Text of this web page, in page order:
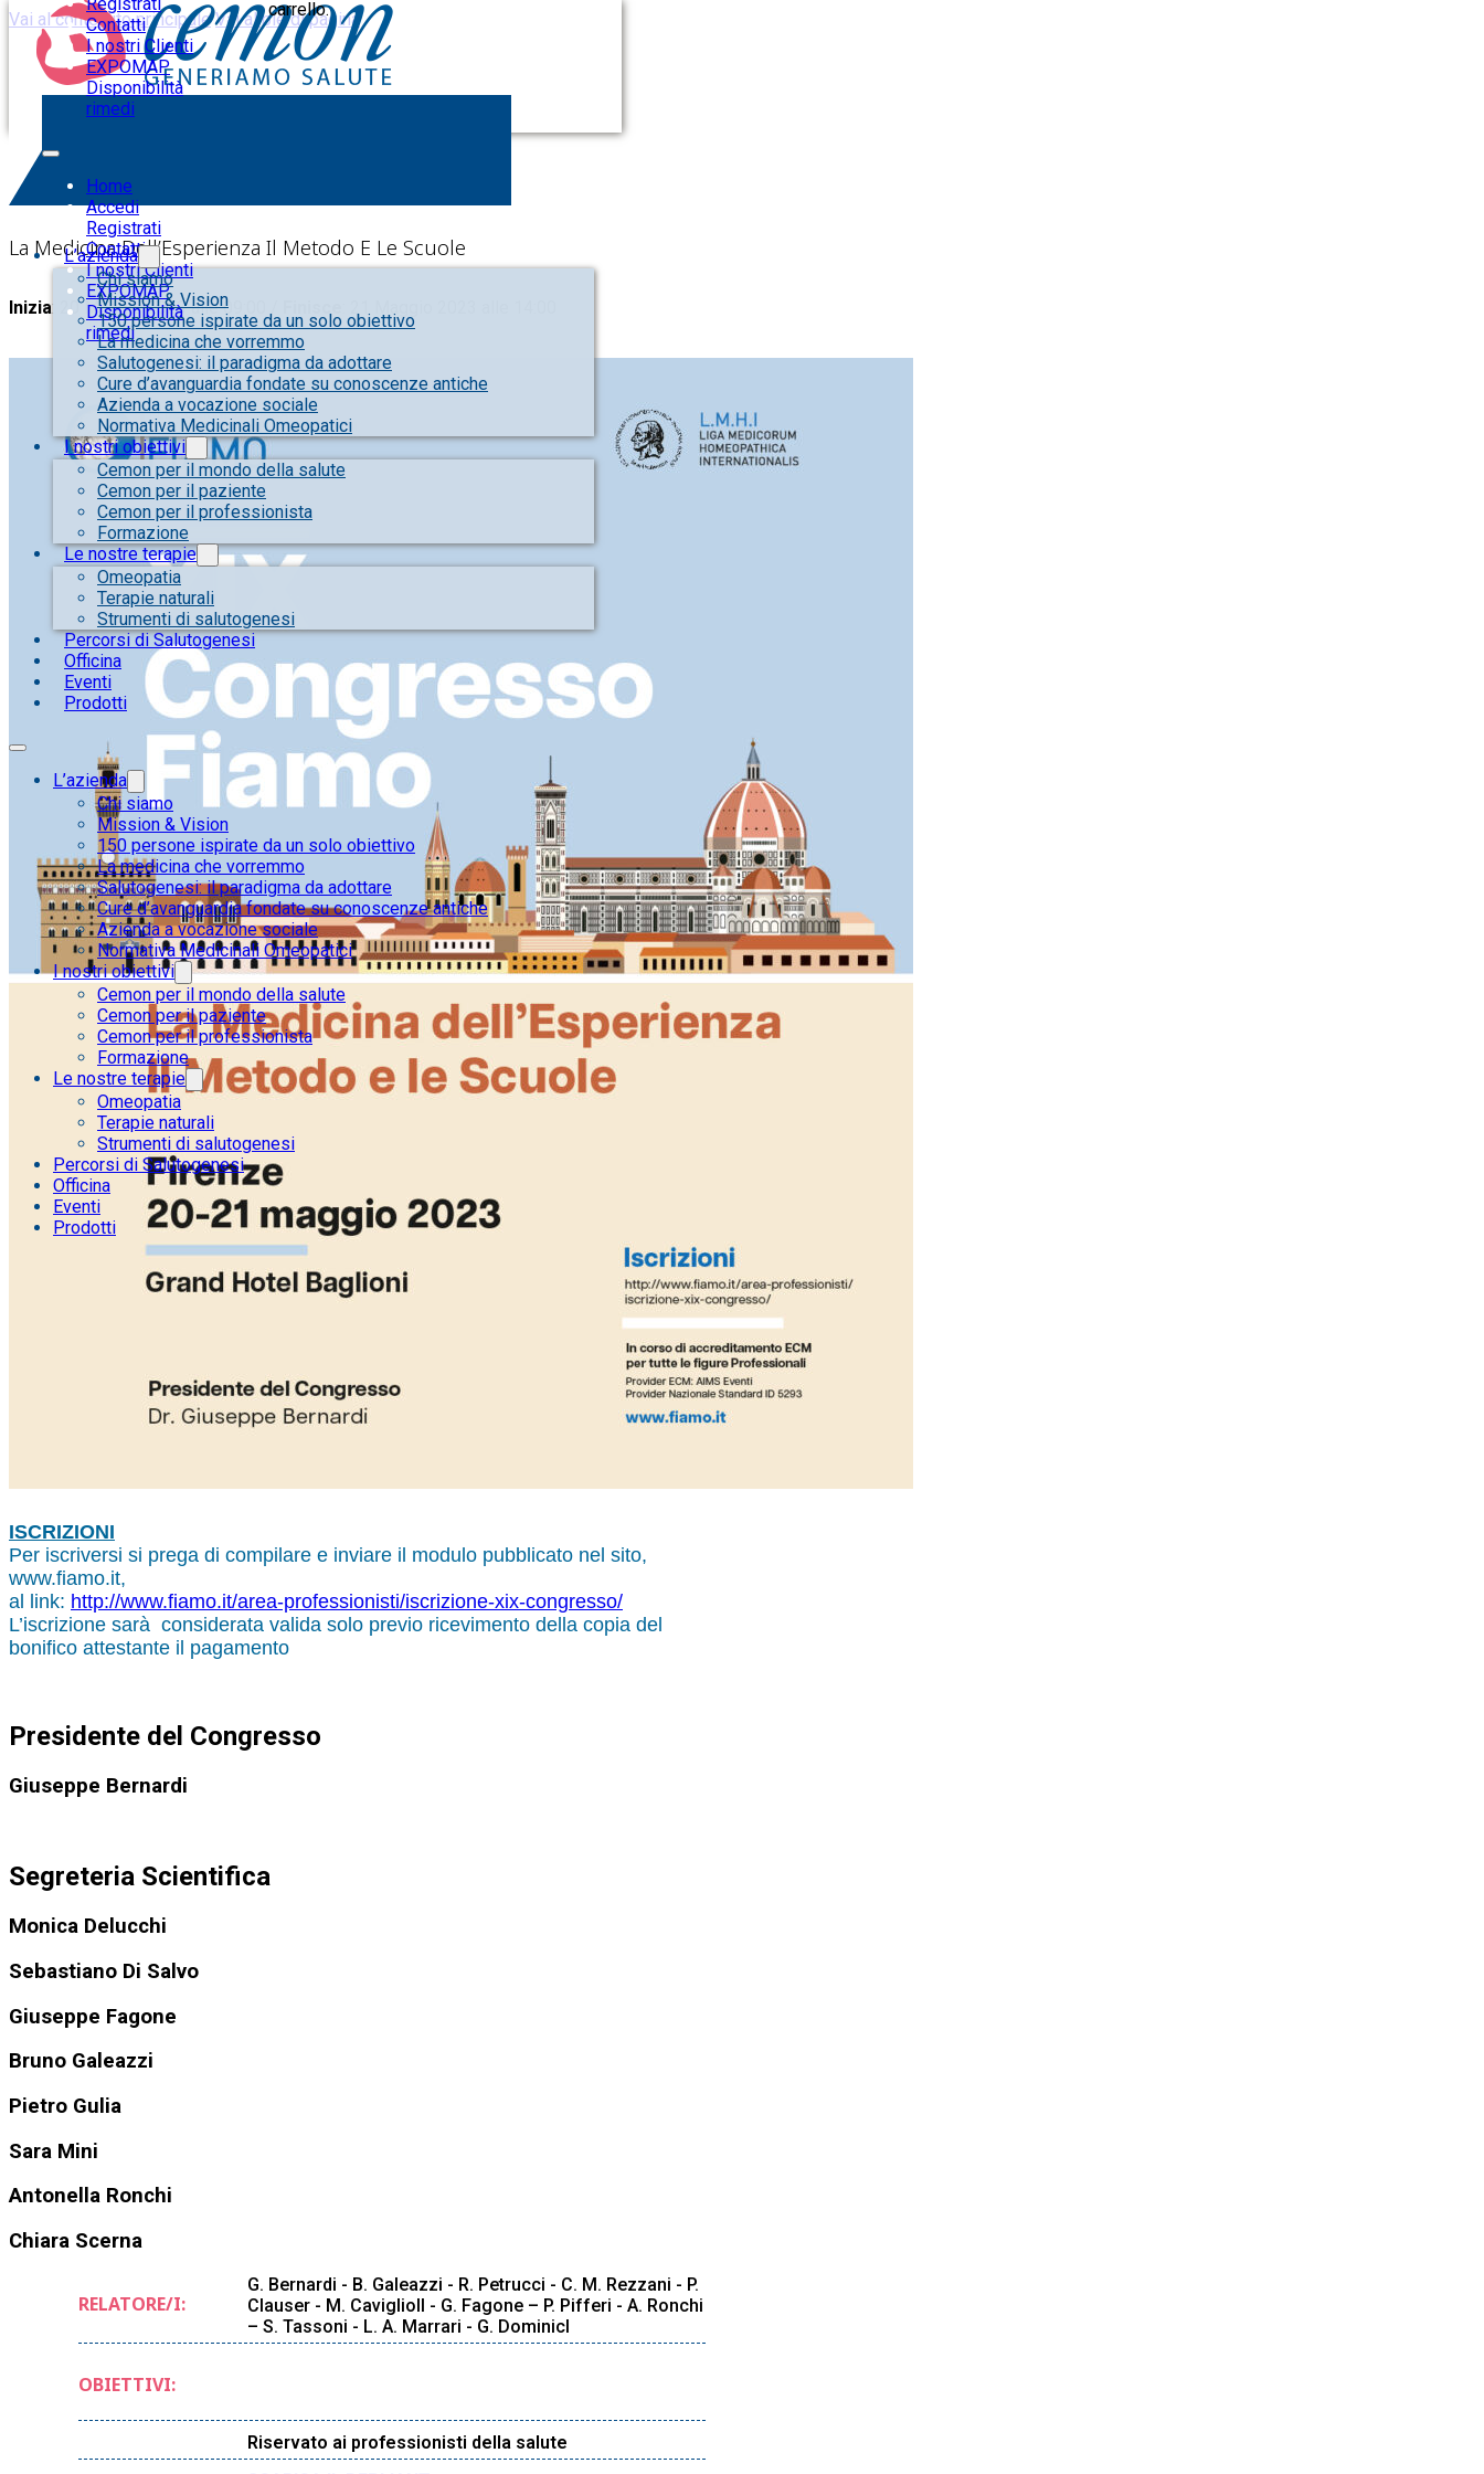
Vai al contenuto principale Vai al piè di pagina
Contatti
I nostri Clienti
EXPOMAP
Disponibilità
rimedi
Home
Accedi
Registrati
Contatti
I nostri Clienti
EXPOMAP
Disponibilità
rimedi
carrello.
L’azienda
Chi siamo
Mission & Vision
150 persone ispirate da un solo obiettivo
La medicina che vorremmo
Salutogenesi: il paradigma da adottare
Cure d’avanguardia fondate su conoscenze antiche
Azienda a vocazione sociale
Normativa Medicinali Omeopatici
I nostri obiettivi
Cemon per il mondo della salute
Cemon per il paziente
Cemon per il professionista
Formazione
Le nostre terapie
Omeopatia
Terapie naturali
Strumenti di salutogenesi
Percorsi di Salutogenesi
Officina
Eventi
Prodotti
L’azienda
Chi siamo
Mission & Vision
150 persone ispirate da un solo obiettivo
La medicina che vorremmo
Salutogenesi: il paradigma da adottare
Cure d’avanguardia fondate su conoscenze antiche
Azienda a vocazione sociale
Normativa Medicinali Omeopatici
I nostri obiettivi
Cemon per il mondo della salute
Cemon per il paziente
Cemon per il professionista
Formazione
Le nostre terapie
Omeopatia
Terapie naturali
Strumenti di salutogenesi
Percorsi di Salutogenesi
Officina
Eventi
Prodotti
FIRENZE – XIX CONGRESSO FIAMO
La Medicina Dell’Esperienza Il Metodo E Le Scuole
Inizia: 20 Maggio 2023 alle 09:00 /
ISCRIZIONI
Per iscriversi si prega di compilare e inviare il modulo pubblicato nel sito,
www.fiamo.it,
al link: http://www.fiamo.it/area-professionisti/iscrizione-xix-congresso/
L’iscrizione sarà considerata valida solo previo ricevimento della copia del
bonifico attestante il pagamento
Presidente del Congresso
Giuseppe Bernardi
Segreteria Scientifica
Monica Delucchi
Sebastiano Di Salvo
Giuseppe Fagone
Bruno Galeazzi
Pietro Gulia
Sara Mini
Antonella Ronchi
Chiara Scerna
RELATORE/I:
G. Bernardi - B. Galeazzi - R. Petrucci - C. M. Rezzani - P.
Clauser - M. CavigliolI - G. Fagone – P. Pifferi - A. Ronchi
– S. Tassoni - L. A. Marrari - G. DominicI
OBIETTIVI:
Riservato ai professionisti della salute